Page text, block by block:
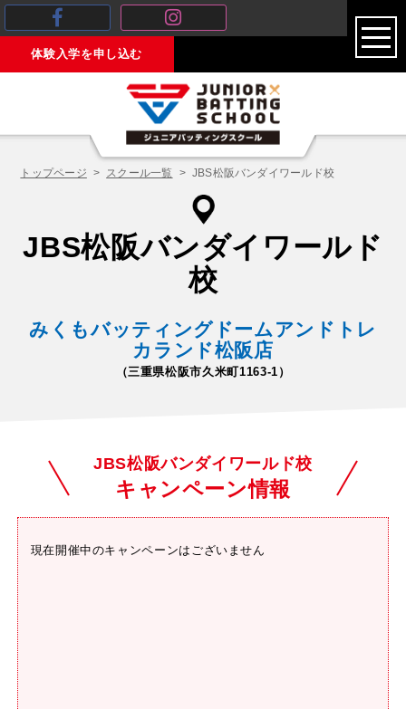
体験入学を申し込む
toggle
トップページ スクール一覧 JBS松阪バンダイワールド校
JBS松阪バンダイワールド
校
みくもバッティングドームアンドトレ
カランド松阪店
（三重県松阪市久米町1163-1）
JBS松阪バンダイワールド校
キャンペーン情報
現在開催中のキャンペーンはございません